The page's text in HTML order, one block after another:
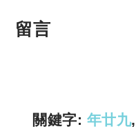
留言
關鍵字: 年廿九,